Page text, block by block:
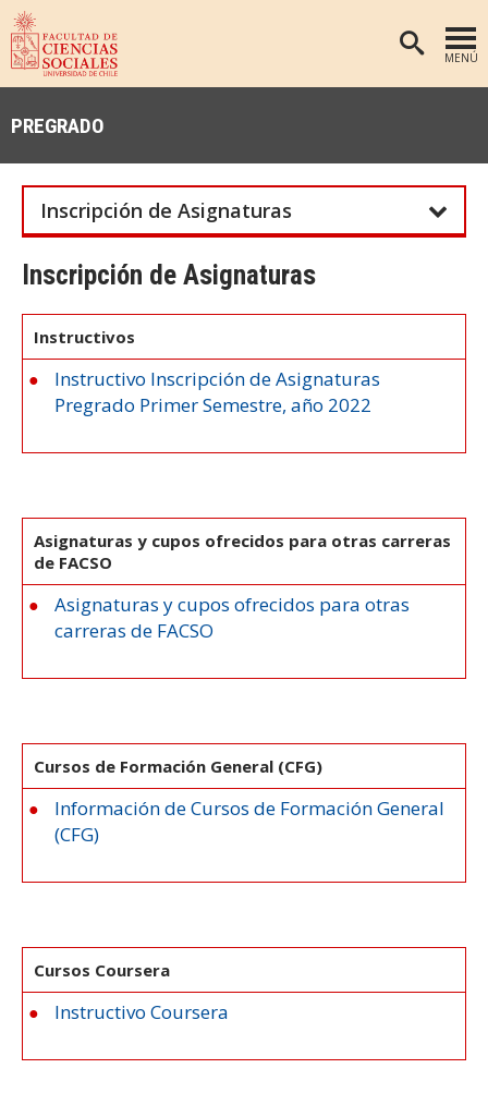
MENÚ
DEPARTAMENTOS
ANTROPOLOGÍA
EDUCACIÓN
TRABAJO SOCIAL
PREGRADO
POSTGRADO
EXTENSIÓN
BIBLIOTECA
ADMISIÓN
ACADÉMICOS
EGRESADOS
PREGRADO
Inscripción de Asignaturas
Inscripción de Asignaturas
Instructivos
Instructivo Inscripción de Asignaturas
Pregrado Primer Semestre, año 2022
Asignaturas y cupos ofrecidos para otras carreras
de FACSO
Asignaturas y cupos ofrecidos para otras
carreras de FACSO
Cursos de Formación General (CFG)
Información de Cursos de Formación General
(CFG)
Cursos Coursera
Instructivo Coursera